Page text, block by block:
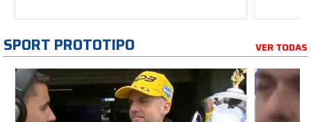
SPORT PROTOTIPO VER TODAS